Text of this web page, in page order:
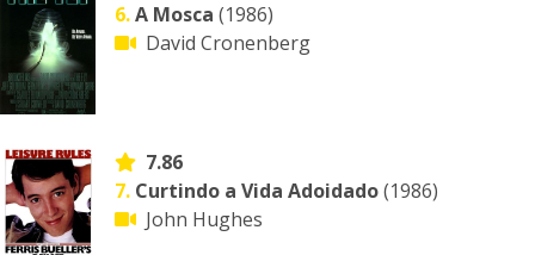
6.A Mosca (1986)
David Cronenberg
7.86
7. Curtindo a Vida Adoidado(1986)
John Hughes